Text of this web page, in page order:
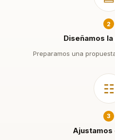
2
Diseñamos
Preparamos una
☷
3
Ajustamos